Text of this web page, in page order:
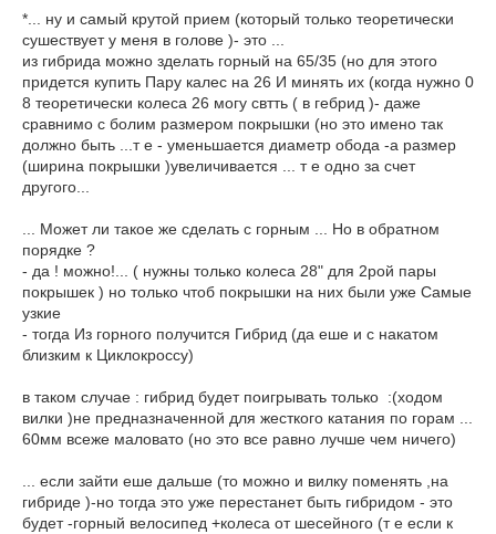
*... ну и самый крутой прием (который только теоретически
сушествует у меня в голове )- это ...
из гибрида можно зделать горный на 65/35 (но для этого
придется купить Пару калес на 26 И минять их (когда нужно 0
8 теоретически колеса 26 могу свтть ( в гебрид )- даже
сравнимо с болим размером покрышки (но это имено так
должно быть ...т е - уменьшается диаметр обода -а размер
(ширина покрышки )увеличивается ... т е одно за счет
другого...
... Может ли такое же сделать с горным ... Но в обратном
порядке ?
- да ! можно!... ( нужны только колеса 28" для 2рой пары
покрышек ) но только чтоб покрышки на них были уже Самые
узкие
- тогда Из горного получится Гибрид (да еше и с накатом
близким к Циклокроссу)
в таком случае : гибрид будет поигрывать только :(ходом
вилки )не предназначенной для жесткого катания по горам ...
60мм всеже маловато (но это все равно лучше чем ничего)
... если зайти еше дальше (то можно и вилку поменять ,на
гибриде )-но тогда это уже перестанет быть гибридом - это
будет -горный велосипед +колеса от шесейного (т е если к